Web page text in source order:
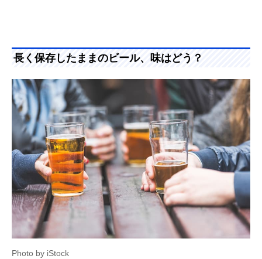
長く保存したままのビール、味はどう？
Photo by iStock